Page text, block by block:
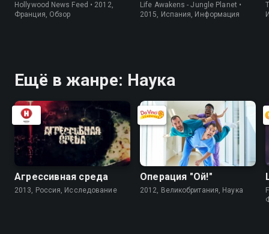
Hollywood News Feed • 2012,
Франция, Обзор
Life Awakens - Jungle Planet •
2015, Испания, Информация
Ещё в жанре: Наука
Агрессивная среда
2013, Россия, Исследование
Операция "Ой!"
2012, Великобритания, Наука